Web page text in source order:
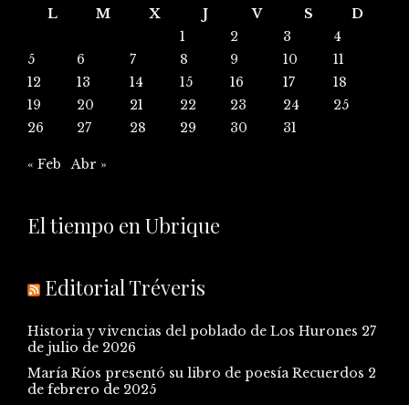
L
M X J V S
D
1
2 3
4
5
6 7 8 9 10
11
12
13 14 15 16 17
18
19
20 21 22 23 24
25
26
27 28 29 30 31
« Feb Abr »
El tiempo en Ubrique
Editorial Tréveris
Historia y vivencias del poblado de Los Hurones 27
de julio de 2026
María Ríos presentó su libro de poesía Recuerdos 2
de febrero de 2025